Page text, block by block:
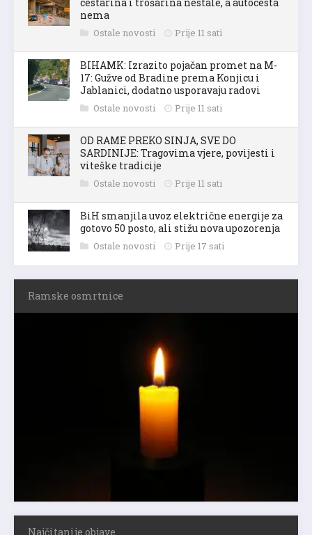
nema
Ostale novosti Prije 11 sati
BIHAMK: Izrazito pojačan promet na M-
17: Gužve od Bradine prema Konjicu i
Jablanici, dodatno usporavaju radovi
Ostale novosti Prije 11 sati
OD RAME PREKO SINJA, SVE DO
SARDINIJE: Tragovima vjere, povijesti i
viteške tradicije
Ostale novosti Prije 11 sati
BiH smanjila uvoz električne energije za
gotovo 50 posto, ali stižu nova upozorenja
Ostale novosti Prije 17 sati
Ramske osmrtnice
Najčitanije objave